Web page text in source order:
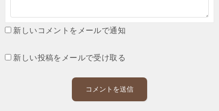
新しいコメントをメールで通知
新しい投稿をメールで受け取る